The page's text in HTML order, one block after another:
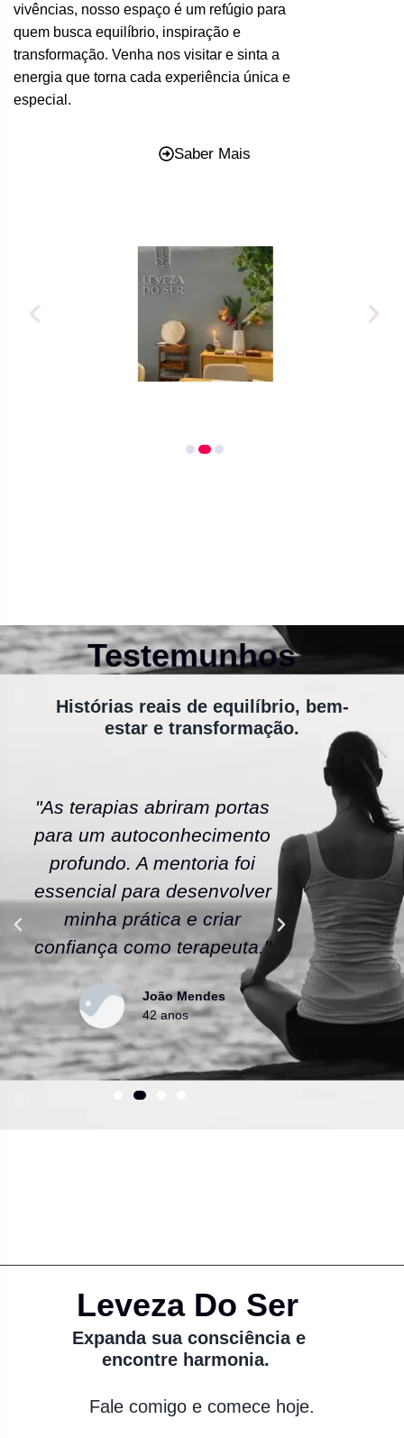
vivências, nosso espaço é um refúgio para
quem busca equilíbrio, inspiração e
transformação. Venha nos visitar e sinta a
energia que torna cada experiência única e
especial.
Saber Mais
Testemunhos
Histórias reais de equilíbrio, bem-
estar e transformação.
"As terapias abriram portas
para um autoconhecimento
profundo. A mentoria foi
essencial para desenvolver
minha prática e criar
confiança como terapeuta."
João Mendes
42 anos
"A
escola
As
uma
Leveza Do Ser
Expanda sua consciência e
encontre harmonia.
Fale comigo e comece hoje.